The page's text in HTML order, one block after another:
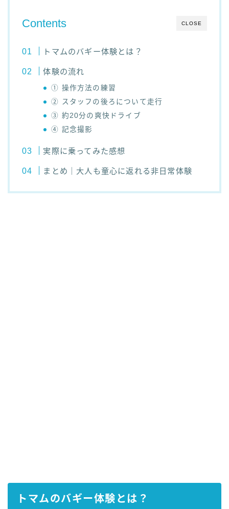
CLOSE
Contents
トマムのバギー体験とは？
体験の流れ
① 操作方法の練習
② スタッフの後ろについて走行
③ 約20分の爽快ドライブ
④ 記念撮影
実際に乗ってみた感想
まとめ｜大人も童心に返れる非日常体験
トマムのバギー体験とは？